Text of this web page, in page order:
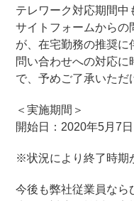
テレワーク対応期間中
サイトフォームからの
が、在宅勤務の推奨に
問い合わせへの対応
で、予めご了承いただ
＜実施期間＞
開始日：2020年5月7
※状況により終了時期
今後も弊社従業員なら